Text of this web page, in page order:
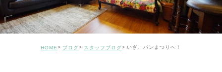
HOME ブログ スタッフブログ いざ、パンまつりへ！